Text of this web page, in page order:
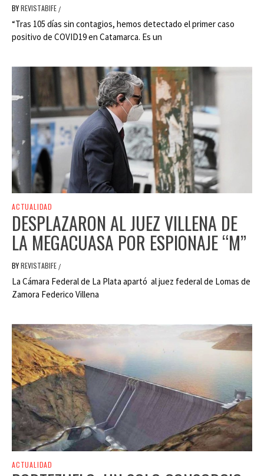
BYREVISTABIFE /
“Tras 105 días sin contagios, hemos detectado el primer caso
positivo de COVID19 en Catamarca. Es un
ACTUALIDAD
DESPLAZARON AL JUEZ VILLENA DE
LA MEGACUASA POR ESPIONAJE “M”
BYREVISTABIFE /
La Cámara Federal de La Plata apartó al juez federal de Lomas de
Zamora Federico Villena
ACTUALIDAD